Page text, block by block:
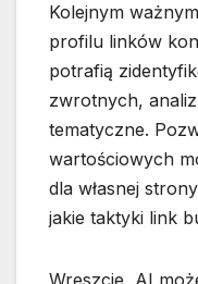
Kolejnym
profilu linków
potrafią
zwrotnych,
tematyczne.
wartościowych
dla własnej
jakie taktyki link